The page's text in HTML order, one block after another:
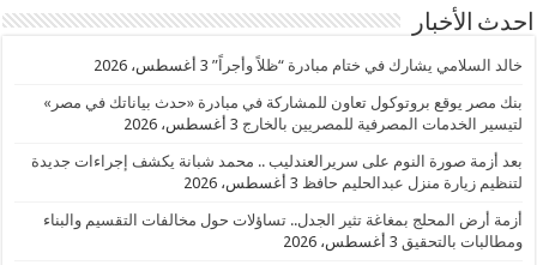
احدث الأخبار
خالد السلامي يشارك في ختام مبادرة “ظلاً وأجراً” 3 أغسطس، 2026
بنك مصر يوقع بروتوكول تعاون للمشاركة في مبادرة «حدث بياناتك في مصر»
لتيسير الخدمات المصرفية للمصريين بالخارج 3 أغسطس، 2026
بعد أزمة صورة النوم على سريرالعندليب .. محمد شبانة يكشف إجراءات جديدة
لتنظيم زيارة منزل عبدالحليم حافظ 3 أغسطس، 2026
أزمة أرض المحلج بمغاغة تثير الجدل.. تساؤلات حول مخالفات التقسيم والبناء
ومطالبات بالتحقيق 3 أغسطس، 2026